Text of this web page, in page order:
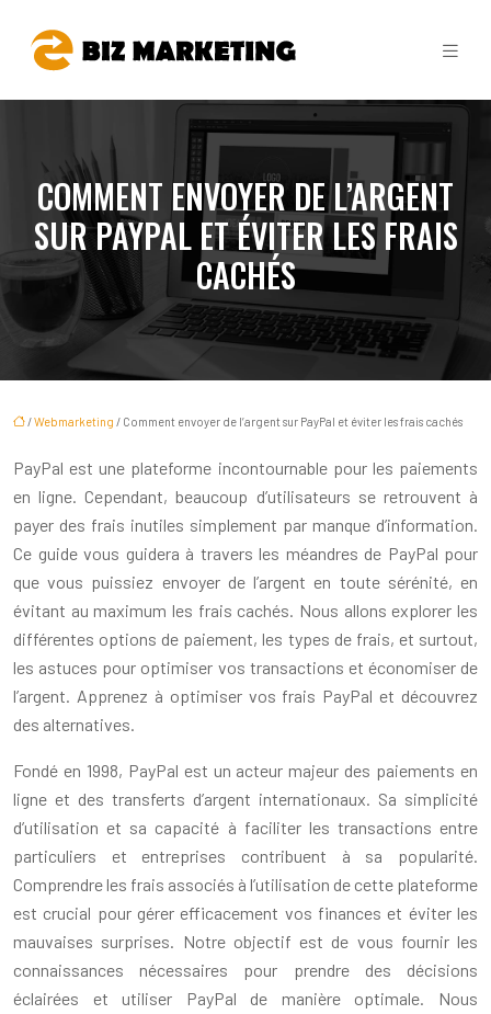
COMMENT ENVOYER DE L’ARGENT
SUR PAYPAL ET ÉVITER LES FRAIS
CACHÉS
/Webmarketing / Comment envoyer de l’argent sur PayPal et éviter les frais cachés
PayPal est une plateforme incontournable pour les paiements
en ligne. Cependant, beaucoup d’utilisateurs se retrouvent à
payer des frais inutiles simplement par manque d’information.
Ce guide vous guidera à travers les méandres de PayPal pour
que vous puissiez envoyer de l’argent en toute sérénité, en
évitant au maximum les frais cachés. Nous allons explorer les
différentes options de paiement, les types de frais, et surtout,
les astuces pour optimiser vos transactions et économiser de
l’argent. Apprenez à optimiser vos frais PayPal et découvrez
des alternatives.
Fondé en 1998, PayPal est un acteur majeur des paiements en
ligne et des transferts d’argent internationaux. Sa simplicité
d’utilisation et sa capacité à faciliter les transactions entre
particuliers et entreprises contribuent à sa popularité.
Comprendre les frais associés à l’utilisation de cette plateforme
est crucial pour gérer efficacement vos finances et éviter les
mauvaises surprises. Notre objectif est de vous fournir les
connaissances nécessaires pour prendre des décisions
éclairées et utiliser PayPal de manière optimale. Nous